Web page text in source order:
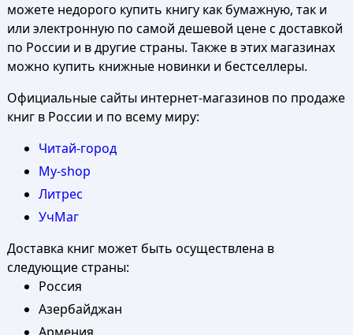
можете недорого купить книгу как бумажную, так и
или электронную по самой дешевой цене с доставкой
по России и в другие страны. Также в этих магазинах
можно купить книжные новинки и бестселлеры.
Официальные сайты интернет-магазинов по продаже
книг в России и по всему миру:
Читай-город
My-shop
Литрес
УчМаг
Доставка книг может быть осуществлена в
следующие страны:
Россия
Азербайджан